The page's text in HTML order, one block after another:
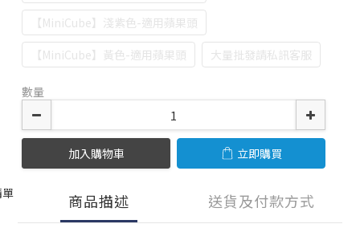
【MiniCube】淺紫色-適用蘋果頭
【MiniCube】黃色-適用蘋果頭
大量批發請私訊客服
數量
加入購物車 立即購買
商品描述 送貨及付款方式